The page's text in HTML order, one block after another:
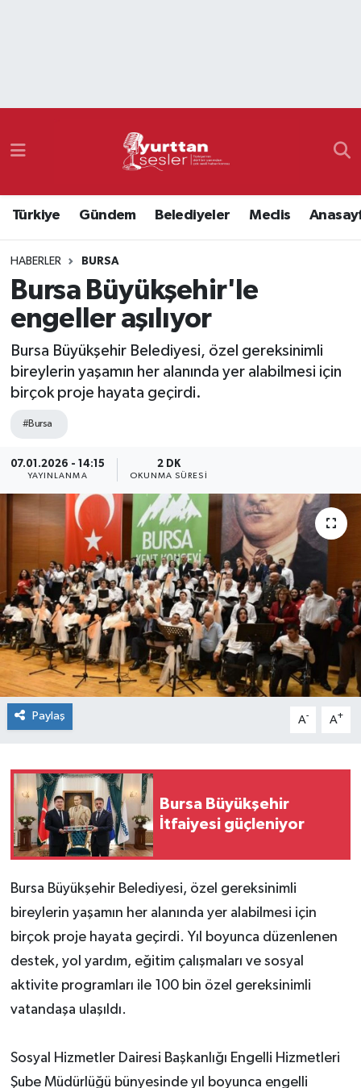
Türkiye Gündem Belediyeler Meclis
HABERLER BURSA
Bursa Büyükşehir'le
engeller aşılıyor
Bursa Büyükşehir Belediyesi, özel gereksinimli
bireylerin yaşamın her alanında yer alabilmesi için
birçok proje hayata geçirdi.
#Bursa
07.01.2026 - 14:15
YAYINLANMA
2 DK
OKUNMA SÜRESI
Paylaş A- A+
Bursa Büyükşehir
İtfaiyesi güçleniyor
Bursa Büyükşehir Belediyesi, özel gereksinimli
bireylerin yaşamın her alanında yer alabilmesi için
birçok proje hayata geçirdi. Yıl boyunca düzenlenen
destek, yol yardım, eğitim çalışmaları ve sosyal
aktivite programları ile 100 bin özel gereksinimli
vatandaşa ulaşıldı.
Sosyal Hizmetler Dairesi Başkanlığı Engelli Hizmetleri
Şube Müdürlüğü bünyesinde yıl boyunca engelli
Namaz Vakitleri
Süper Lig Puan Durumu ve Fikstür
Tüm Manşetler
Son Dakika Haberleri
Haber Arşivi